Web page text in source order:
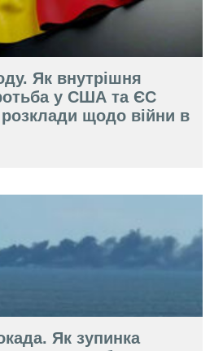
Як внутрішня
у США та ЄС
щодо війни в
Як зупинка